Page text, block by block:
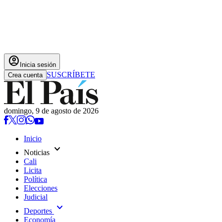
account_circle Inicia sesión
Crea cuenta SUSCRÍBETE
domingo, 9 de agosto de 2026
Inicio
Noticias expand_more
Cali
Licita
Política
Elecciones
Judicial
Deportes expand_more
Economía